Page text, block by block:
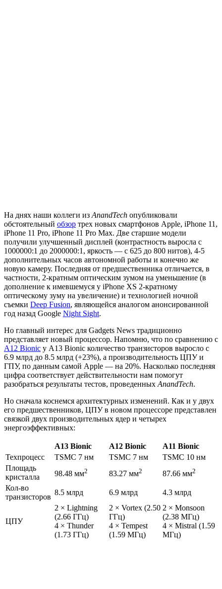
На днях наши коллеги из AnandTech опубликовали
обстоятельный обзор трех новых смартфонов Apple, iPhone 11,
iPhone 11 Pro, iPhone 11 Pro Max. Две старшие модели
получили улучшенный дисплей (контрастность выросла с
1000000:1 до 2000000:1, яркость — с 625 до 800 нитов), 4-5
дополнительных часов автономной работы и конечно же
новую камеру. Последняя от предшественника отличается, в
частности, 2-кратным оптическим зумом на уменьшение (в
дополнение к имевшемуся у iPhone XS 2-кратному
оптическому зуму на увеличение) и технологией ночной
съемки Deep Fusion, являющейся аналогом анонсированной
год назад Google Night Sight.
Но главный интерес для Gadgets News традиционно
представляет новый процессор. Напомню, что по сравнению с
A12 Bionic у A13 Bionic количество транзисторов выросло с
6.9 млрд до 8.5 млрд (+23%), а производительность ЦПУ и
ГПУ, по данным самой Apple — на 20%. Насколько последняя
цифра соответствует действительности нам помогут
разобраться результаты тестов, проведенных AnandTech.
Но сначала коснемся архитектурных изменений. Как и у двух
его предшественников, ЦПУ в новом процессоре представлен
связкой двух производительных ядер и четырех
энергоэффективных:
A13 Bionic A12 Bionic
A11 Bionic
Техпроцесс
TSMC 7 нм TSMC 7 нм
TSMC 10 нм
Площадь
кристалла
98.48 мм2 83.27 мм2 87.66 мм2
Кол-во
транзисторов
8.5 млрд 6.9 млрд 4.3 млрд
ЦПУ
2 × Lightning
(2.66 ГГц)
4 × Thunder
(1.73 ГГц)
2 × Vortex (2.50
ГГц)
4 × Tempest
(1.59 МГц)
2 × Monsoon
(2.38 МГц)
4 × Mistral (1.59
МГц)